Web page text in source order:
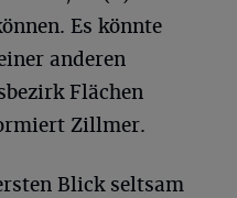
Es könnte
anderen
Flächen
Zillmer.
Blick seltsam